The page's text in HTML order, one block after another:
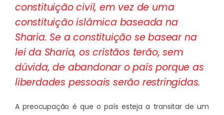
constituição civil, em vez de uma
constituição islâmica baseada na
Sharia. Se a constituição se basear na
lei da Sharia, os cristãos terão, sem
dúvida, de abandonar o país porque as
liberdades pessoais serão restringidas.
A preocupação é que o país esteja a transitar de um